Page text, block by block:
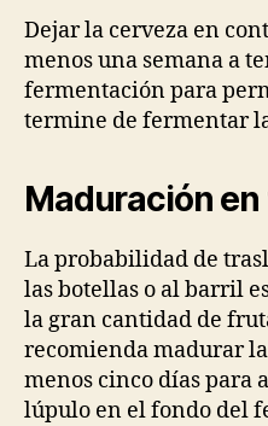
Dejar la cerveza en
menos una semana a
fermentación para
termine de fermentar
Maduración
La probabilidad de
las botellas o al barril
la gran cantidad de
recomienda madurar
menos cinco días para
lúpulo en el fondo del